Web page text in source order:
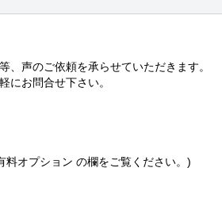
、声のご依頼を承らせていただきます。
にお問合せ下さい。
オプション の欄をご覧ください。)